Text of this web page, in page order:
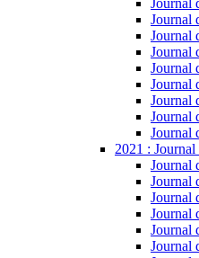
Journal
Journal
Journal
Journal
Journal
Journal
Journal
Journal
Journal
2021 :
Journal
Journal
Journal
Journal
Journal
Journal